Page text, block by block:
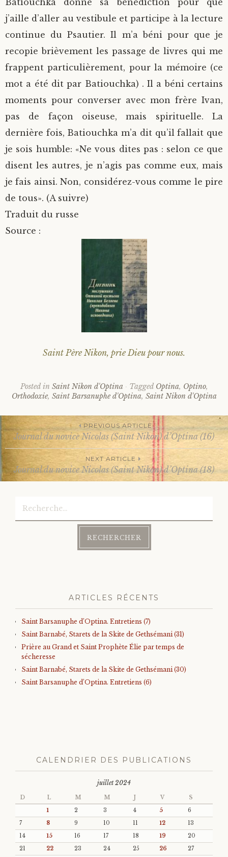
Batiouchka donné sa bénédiction pour que
j’aille d’aller au vestibule et participe à la lecture
continue du Psautier. Il m’a béni pour que je
recopie brièvement les passage de livres qui me
frappent particulièrement, pour la mémoire (ce
mot a été dit par Batiouchka) . Il a béni certains
moments pour converser avec mon frère Ivan,
pas de façon oiseuse, mais spirituelle. La
dernière fois, Batiouchka m’a dit qu’il fallait que
je sois humble: «Ne vous dites pas : selon ce que
disent les autres, je n’agis pas comme eux, mais
je fais ainsi. Non, considérez-vous comme le pire
de tous». (A suivre)
Traduit du russe
Source :
Saint Père Nikon, prie Dieu pour nous.
Posted in Saint Nikon d'Optina Tagged Optina, Optino,
Orthodoxie, Saint Barsanuphe d'Optina, Saint Nikon d'Optina
Post
navigation
PREVIOUS ARTICLE
Journal du novice Nicolas (Saint Nikon) d’Optina (16)
NEXT ARTICLE
Journal du novice Nicolas (Saint Nikon) d’Optina (18)
ARTICLES RÉCENTS
Saint Barsanuphe d’Optina. Entretiens (7)
Saint Barnabé, Starets de la Skite de Gethsémani (31)
Prière au Grand et Saint Prophète Élie par temps de
sécheresse
Saint Barnabé, Starets de la Skite de Gethsémani (30)
Saint Barsanuphe d’Optina. Entretiens (6)
CALENDRIER DES PUBLICATIONS
juillet 2024
D L M M J V S
1 2 3 4 5
6
7
8 9 10 11 12
13
14
15 16 17 18 19
20
21
22 23 24 25 26
27